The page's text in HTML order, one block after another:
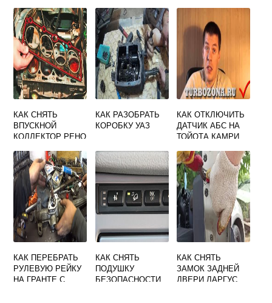
КАК СНЯТЬ
ВПУСКНОЙ
КОЛЛЕКТОР РЕНО
КЛАПАНОВ
КАК РАЗОБРАТЬ
КОРОБКУ УАЗ
КАК ОТКЛЮЧИТЬ
ДАТЧИК АБС НА
ТОЙОТА КАМРИ
КАК ПЕРЕБРАТЬ
РУЛЕВУЮ РЕЙКУ
НА ГРАНТЕ С
КАК СНЯТЬ
ПОДУШКУ
БЕЗОПАСНОСТИ
КАК СНЯТЬ
ЗАМОК ЗАДНЕЙ
ДВЕРИ ЛАРГУС